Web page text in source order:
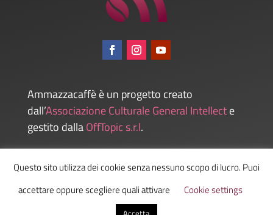
Ammazzacaffè è un progetto creato
dall’Associazione Culturale General Intellecte
gestito dallaOffTopic s.r.l.
Admin
Questo sito utilizza dei cookie senza nessuno scopo di lucro. Puoi
accettare oppure scegliere quali attivare
Cookie settings